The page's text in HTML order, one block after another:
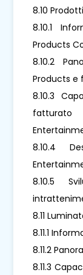
8.10
8.10.1
Products
8.10.2
Products
8.10.3
8.10.4
8.10.5
8.11
8.11.1
8.11.2
8.11.3